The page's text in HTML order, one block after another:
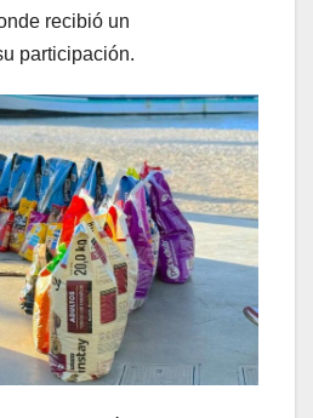
recibió un
participación.